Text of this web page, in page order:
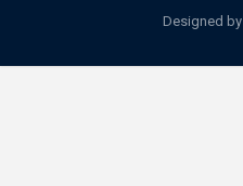
Designed by